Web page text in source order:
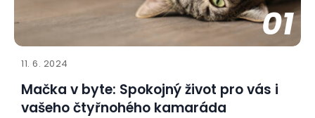
01
11. 6. 2024
Mačka v byte: Spokojný život pro vás i
vašeho čtyřnohého kamaráda